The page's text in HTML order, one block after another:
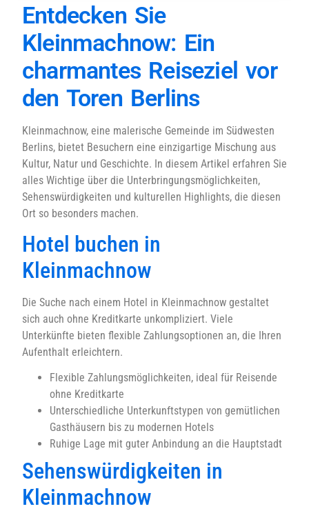
Entdecken Sie
Kleinmachnow: Ein
charmantes Reiseziel vor
den Toren Berlins
Kleinmachnow, eine malerische Gemeinde im Südwesten
Berlins, bietet Besuchern eine einzigartige Mischung aus
Kultur, Natur und Geschichte. In diesem Artikel erfahren Sie
alles Wichtige über die Unterbringungsmöglichkeiten,
Sehenswürdigkeiten und kulturellen Highlights, die diesen
Ort so besonders machen.
Hotel buchen in
Kleinmachnow
Die Suche nach einem Hotel in Kleinmachnow gestaltet
sich auch ohne Kreditkarte unkompliziert. Viele
Unterkünfte bieten flexible Zahlungsoptionen an, die Ihren
Aufenthalt erleichtern.
Flexible Zahlungsmöglichkeiten, ideal für Reisende
ohne Kreditkarte
Unterschiedliche Unterkunftstypen von gemütlichen
Gasthäusern bis zu modernen Hotels
Ruhige Lage mit guter Anbindung an die Hauptstadt
Sehenswürdigkeiten in
Kleinmachnow